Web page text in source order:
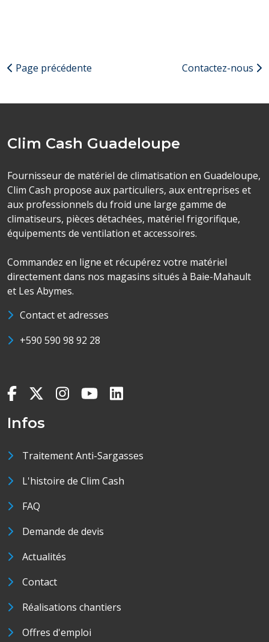
Page précédente Contactez-nous
Clim Cash Guadeloupe
Fournisseur de matériel de climatisation en Guadeloupe,
Clim Cash propose aux particuliers, aux entreprises et
aux professionnels du froid une large gamme de
climatiseurs, pièces détachées, matériel frigorifique,
équipements de ventilation et accessoires.
Commandez en ligne et récupérez votre matériel
directement dans nos magasins situés à Baie-Mahault
et Les Abymes.
Contact et adresses
+590 590 98 92 28
Infos
Traitement Anti-Sargasses
L'histoire de Clim Cash
FAQ
Demande de devis
Actualités
Contact
Réalisations chantiers
Offres d'emploi